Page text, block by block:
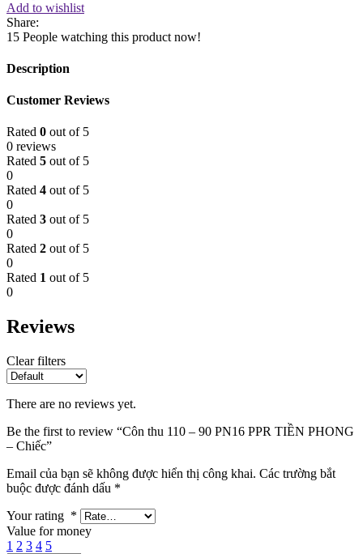
Add to wishlist
Share:
15 People watching this product now!
Description
Customer Reviews
Rated 0 out of 5
0 reviews
Rated 5 out of 5
0
Rated 4 out of 5
0
Rated 3 out of 5
0
Rated 2 out of 5
0
Rated 1 out of 5
0
Reviews
Clear filters
There are no reviews yet.
Be the first to review “Côn thu 110 – 90 PN16 PPR TIỀN PHONG
– Chiếc”
Email của bạn sẽ không được hiển thị công khai. Các trường bắt
buộc được đánh dấu *
Your rating *
Value for money
1 2 3 4 5